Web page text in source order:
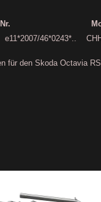
Nr.
e11*2007/46*0243*..
für den Skoda Octavia